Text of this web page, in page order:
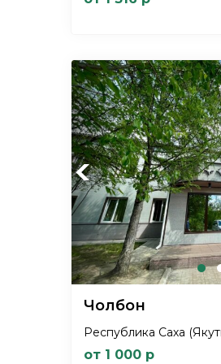
Previous
Чолбон
Республика Саха
от 1 000 р